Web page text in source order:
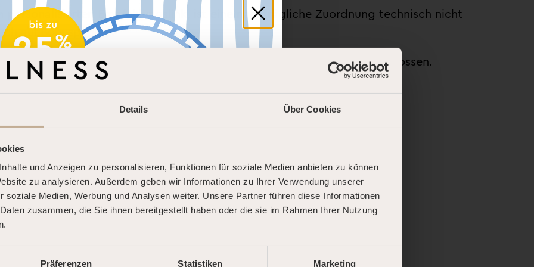
Details Über Cookies
und Anzeigen zu personalisieren, Funktionen für soziale Medien anbieten zu können
zu analysieren. Außerdem geben wir Informationen zu Ihrer Verwendung unserer
soziale Medien, Werbung und Analysen weiter. Unsere Partner führen diese Informationen
zusammen, die Sie ihnen bereitgestellt haben oder die sie im Rahmen Ihrer Nutzung
Präferenzen Statistiken Marketing
Empfehlungslink, ist eine nachträgliche Zuordnung technisch nicht
auf Bonuspunkte.
Verknüpfung eines Geworbenen mit einem Werber ist ausgeschlossen.
den personalisierten Empfehlungslink registriert,
und tatsächlich durchführt.
ebenfalls 1500 Extrapunkte, sofern:
DOLCE FAR NIENTE.
DEINE SOMMER-AUSZEIT.
Summer Road – mit bis zu 25 % Rabatt!* Je